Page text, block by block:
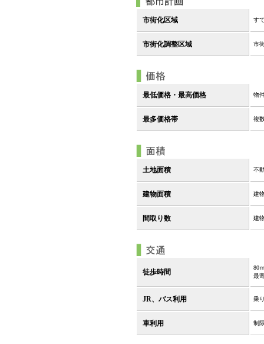
市街化区域 す
市街化調整区域 市
最低価格・最高価格 物
最多価格帯 複
土地面積 不
建物面積 建
間取り数 建
徒歩時間
80
最
JR、バス利用 乗
車利用 制